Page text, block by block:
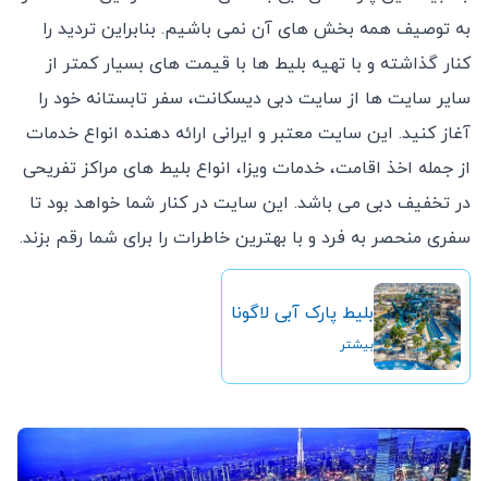
به توصیف همه بخش های آن نمی باشیم. بنابراین تردید را
کنار گذاشته و با تهیه بلیط ها با قیمت های بسیار کمتر از
سایر سایت ها از سایت دبی دیسکانت، سفر تابستانه خود را
آغاز کنید. این سایت معتبر و ایرانی ارائه دهنده انواع خدمات
از جمله اخذ اقامت، خدمات ویزا، انواع بلیط های مراکز تفریحی
در تخفیف دبی می باشد. این سایت در کنار شما خواهد بود تا
سفری منحصر به فرد و با بهترین خاطرات را برای شما رقم بزند.
بلیط پارک آبی لاگونا
بیشتر